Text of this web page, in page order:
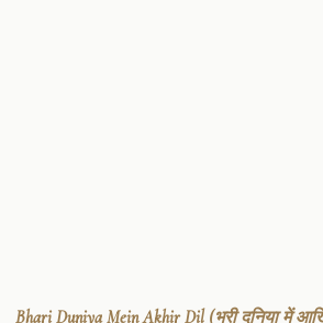
Bhari Duniya Mein Akhir Dil (भरी दुनिया में